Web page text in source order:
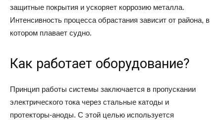
защитные покрытия и ускоряет коррозию металла.
Интенсивность процесса обрастания зависит от района, в
котором плавает судно.
Как работает оборудование?
Принцип работы системы заключается в пропускании
электрического тока через стальные катоды и
протекторы-аноды. С этой целью используется